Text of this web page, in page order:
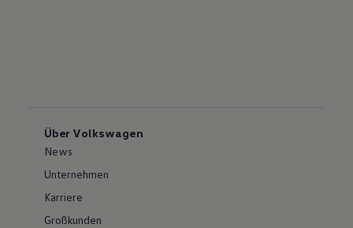
Über Volkswagen
News
Unternehmen
Karriere
Großkunden